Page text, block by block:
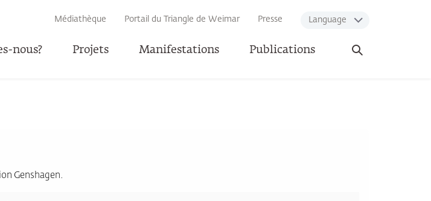
Médiathèque Portail du Triangle de Weimar Presse Language
nous? Projets Manifestations Publications
Ouvrir
la